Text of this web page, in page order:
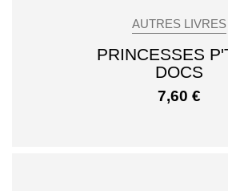
AUTRES LIVRES
PRINCESSES
DOCS
7,60 €